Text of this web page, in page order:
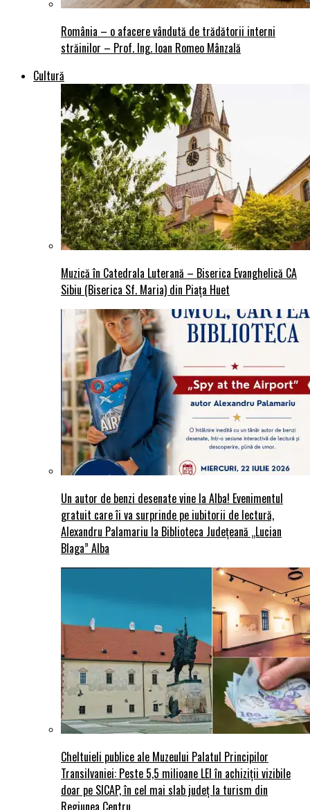
România – o afacere vândută de trădătorii interni
străinilor – Prof. Ing. Ioan Romeo Mânzală
Cultură
Muzică în Catedrala Luterană – Biserica Evanghelică CA
Sibiu (Biserica Sf. Maria) din Piaţa Huet
Un autor de benzi desenate vine la Alba! Evenimentul
gratuit care îi va surprinde pe iubitorii de lectură,
Alexandru Palamariu la Biblioteca Județeană „Lucian
Blaga” Alba
Cheltuieli publice ale Muzeului Palatul Principilor
Transilvaniei: Peste 5,5 milioane LEI în achiziții vizibile
doar pe SICAP, în cel mai slab județ la turism din
Regiunea Centru